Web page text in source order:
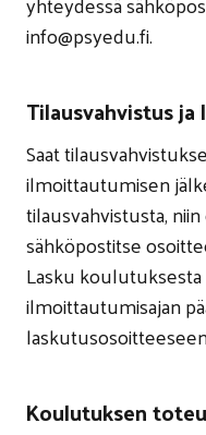
info@psyedu.fi.
Tilausvahvistusja
Saat
ilmoittautumisen
tilausvahvistusta,
sähköpostitse
Lasku
ilmoittautumisajan
Koulutuksen